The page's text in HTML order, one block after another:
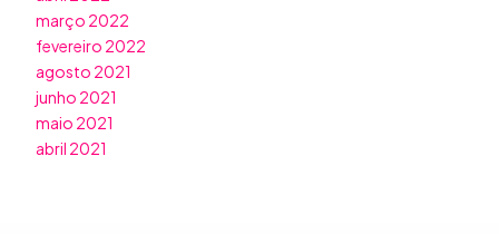
março 2022
fevereiro 2022
agosto 2021
junho 2021
maio 2021
abril 2021